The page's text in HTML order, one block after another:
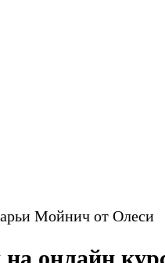
Мойнич от Олеси
онлайн